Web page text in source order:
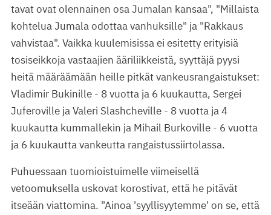
tavat ovat olennainen osa Jumalan kansaa", "Millaista
kohtelua Jumala odottaa vanhuksille" ja "Rakkaus
vahvistaa". Vaikka kuulemisissa ei esitetty erityisiä
tosiseikkoja vastaajien ääriliikkeistä, syyttäjä pyysi
heitä määräämään heille pitkät vankeusrangaistukset:
Vladimir Bukinille - 8 vuotta ja 6 kuukautta, Sergei
Juferoville ja Valeri Slashcheville - 8 vuotta ja 4
kuukautta kummallekin ja Mihail Burkoville - 6 vuotta
ja 6 kuukautta vankeutta rangaistussiirtolassa.
Puhuessaan tuomioistuimelle viimeisellä
vetoomuksella uskovat korostivat, että he pitävät
itseään viattomina. "Ainoa 'syyllisyytemme' on se, että